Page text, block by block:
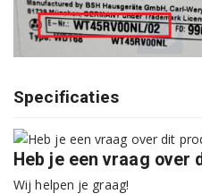
3SC74300A/04
3SC76300A/05
3SC76300A/06
3SC76300A/09
Specificaties
Heb je een vraag over
Wij helpen je graag!